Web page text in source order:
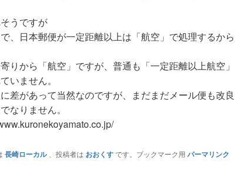
うですが
、日本郵便が一定距離以上は「航空」で処理するから
りから「航空」ですが、普通も「一定距離以上航空」
いません。
差があって当然なのですが、まだまだメール便も改良
なりません。
長崎ローカル、投稿者は おおくすです。ブックマーク用 パーマリンク